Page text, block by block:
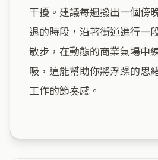
干擾。建議每週撥出一個傍
退的時段，沿著街道進行一
散步，在動態的商業氣場中
吸，這能幫助你將浮躁的思
工作的節奏感。